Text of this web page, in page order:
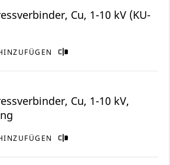
Cu, 1-10 kV (KU-
Cu, 1-10 kV,